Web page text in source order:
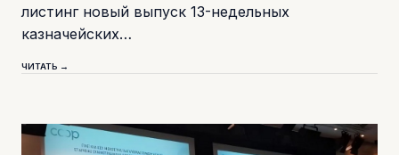
листинг новый выпуск 13-недельных
казначейских…
ЧИТАТЬ →